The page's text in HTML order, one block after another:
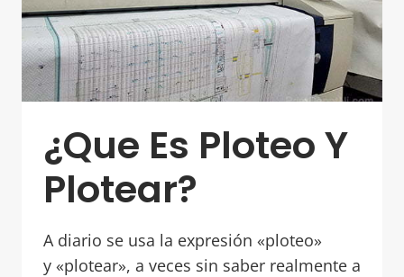
¿Que Es Ploteo Y
Plotear?
A diario se usa la expresión «ploteo»
y «plotear», a veces sin saber realmente a